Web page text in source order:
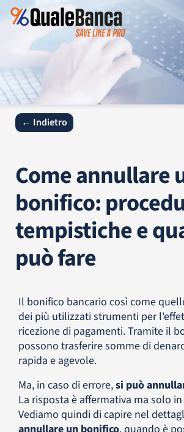
← Indietro
Come annullare
bonifico:
tempistiche e
può fare
Il bonifico bancario così come
dei più utilizzati strumenti per
ricezione di pagamenti. Tramite il
possono trasferire somme di
rapida e agevole.
Ma, in caso di errore,si può
La risposta è affermativa ma solo
Vediamo quindi di capire nel